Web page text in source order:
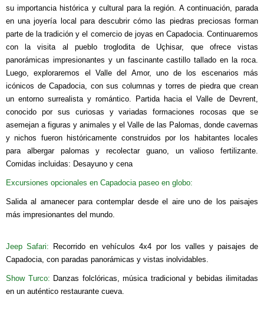
su importancia histórica y cultural para la región. A continuación, parada
en una joyería local para descubrir cómo las piedras preciosas forman
parte de la tradición y el comercio de joyas en Capadocia. Continuaremos
con la visita al pueblo troglodita de Uçhisar, que ofrece vistas
panorámicas impresionantes y un fascinante castillo tallado en la roca.
Luego, exploraremos el Valle del Amor, uno de los escenarios más
icónicos de Capadocia, con sus columnas y torres de piedra que crean
un entorno surrealista y romántico. Partida hacia el Valle de Devrent,
conocido por sus curiosas y variadas formaciones rocosas que se
asemejan a figuras y animales y el Valle de las Palomas, donde cavernas
y nichos fueron históricamente construidos por los habitantes locales
para albergar palomas y recolectar guano, un valioso fertilizante.
Comidas incluidas: Desayuno y cena
Excursiones opcionales en Capadocia paseo en globo:
Salida al amanecer para contemplar desde el aire uno de los paisajes
más impresionantes del mundo.
Jeep Safari: Recorrido en vehículos 4x4 por los valles y paisajes de
Capadocia, con paradas panorámicas y vistas inolvidables.
Show Turco: Danzas folclóricas, música tradicional y bebidas ilimitadas
en un auténtico restaurante cueva.